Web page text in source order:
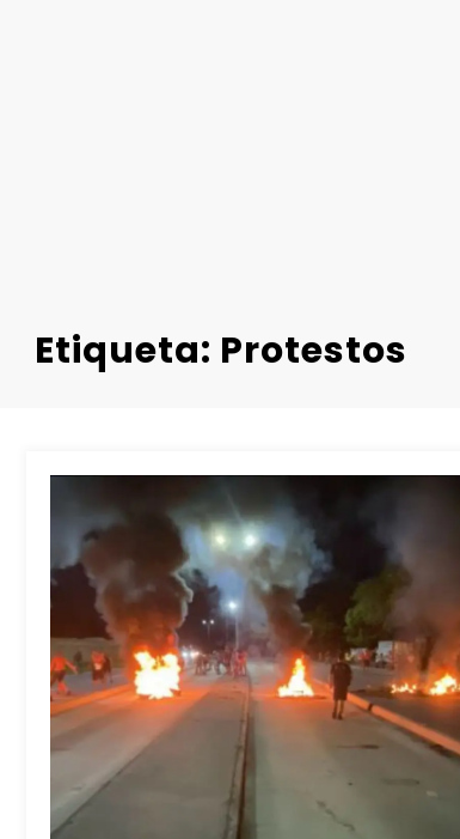
Etiqueta: Protestos